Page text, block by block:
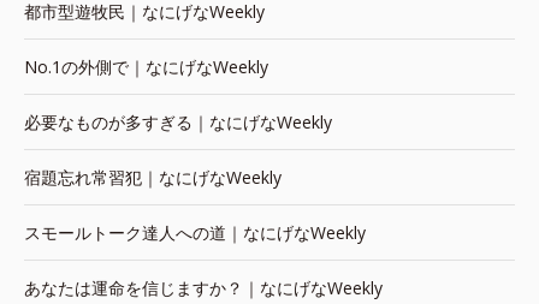
都市型遊牧民｜なにげなWeekly
No.1の外側で｜なにげなWeekly
必要なものが多すぎる｜なにげなWeekly
宿題忘れ常習犯｜なにげなWeekly
スモールトーク達人への道｜なにげなWeekly
あなたは運命を信じますか？｜なにげなWeekly